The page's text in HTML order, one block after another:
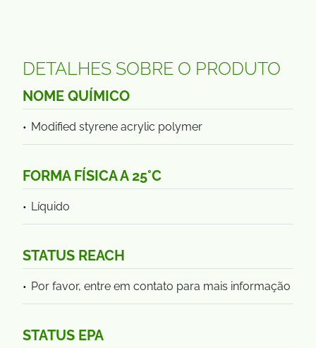
DETALHES SOBRE O PRODUTO
NOME QUÍMICO
Modified styrene acrylic polymer
FORMA FÍSICA A 25°C
Líquido
STATUS REACH
Por favor, entre em contato para mais informação
STATUS EPA